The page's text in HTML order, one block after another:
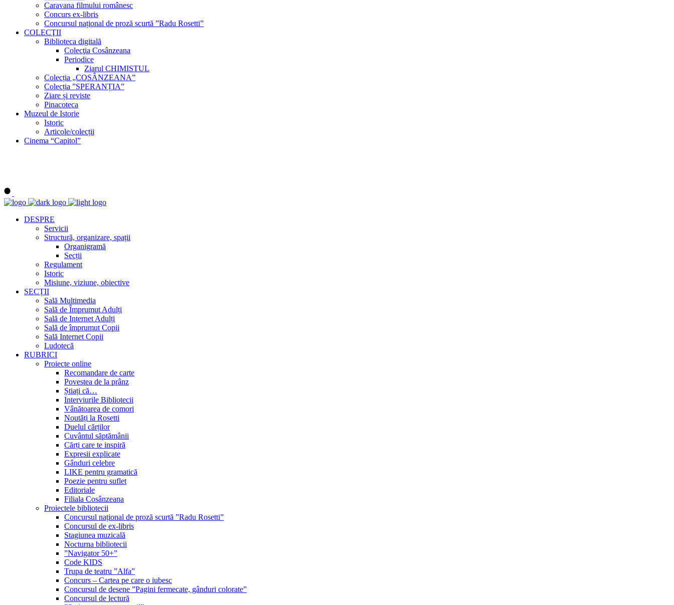
Caravana filmului românesc
Concurs ex-libris
Concursul național de proză scurtă ”Radu Rosetti”
COLECŢII
Biblioteca digitală
Colecţia Cosânzeana
Periodice
Ziarul CHIMISTUL
Colecția „COSÂNZEANA”
Colecția ”SPERANȚIA”
Ziare și reviste
Pinacoteca
Muzeul de Istorie
Istoric
Articole/colecții
Cinema “Capitol”
DESPRE
Servicii
Structură, organizare, spații
Organigramă
Secții
Regulament
Istoric
Misiune, viziune, obiective
SECȚII
Sală Multimedia
Sală de Împrumut Adulți
Sală de Internet Adulți
Sală de împrumut Copii
Sală Internet Copii
Ludotecă
RUBRICI
Proiecte online
Recomandare de carte
Povestea de la prânz
Știați că…
Interviurile Bibliotecii
Vânătoarea de comori
Noutăți la Rosetti
Duelul cărților
Cuvântul săptămânii
Cărți care te inspiră
Expresii explicate
Gânduri celebre
LIKE pentru gramatică
Poezie pentru suflet
Editoriale
Filiala Cosânzeana
Proiectele bibliotecii
Concursul național de proză scurtă ”Radu Rosetti”
Concursul de ex-libris
Stagiunea muzicală
Nocturna bibliotecii
”Navigator 50+”
Code KIDS
Trupa de teatru ”Alfa”
Concurs – Cartea pe care o iubesc
Concursul de desene ”Pagini fermecate, gânduri colorate”
Concursul de lectură